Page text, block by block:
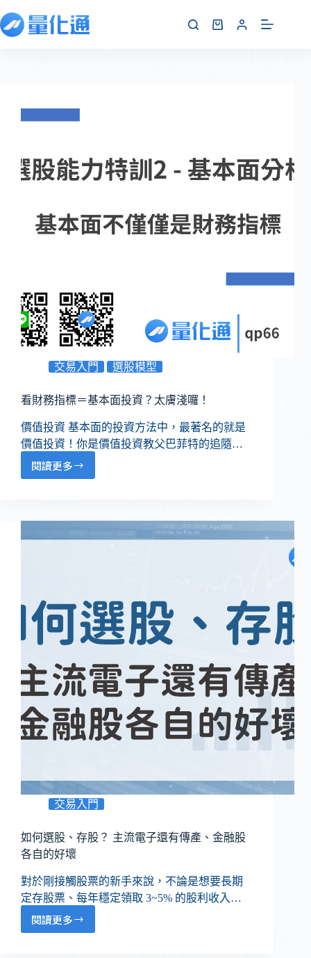
交易入門 選股模型
看財務指標＝基本面投資？太膚淺囉！
價值投資 基本面的投資方法中，最著名的就是
價值投資！你是價值投資教父巴菲特的追隨…
閱讀更多
交易入門
如何選股、存股？ 主流電子還有傳產、金融股
各自的好壞
對於剛接觸股票的新手來說，不論是想要長期
定存股票、每年穩定領取 3~5% 的股利收入…
閱讀更多